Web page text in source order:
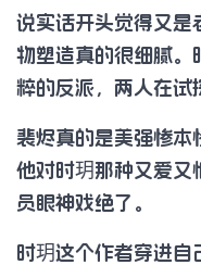
说实话开头觉得又是
物塑造真的很细腻。
粹的反派，两人在试
裴烬真的是美强惨本
他对时玥那种又爱又
员眼神戏绝了。
时玥这个作者穿进